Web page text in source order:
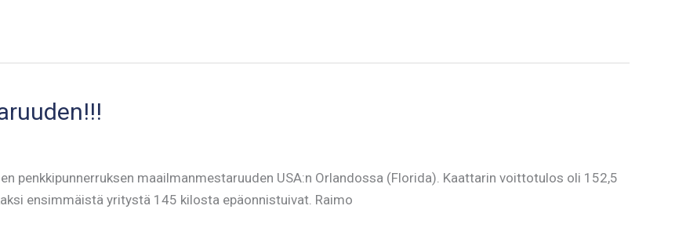
penkkipunnerruksen maailmanmestaruuden USA:n Orlandossa (Florida). Kaattarin voittotulos oli 152,5
ensimmäistä yritystä 145 kilosta epäonnistuivat. Raimo